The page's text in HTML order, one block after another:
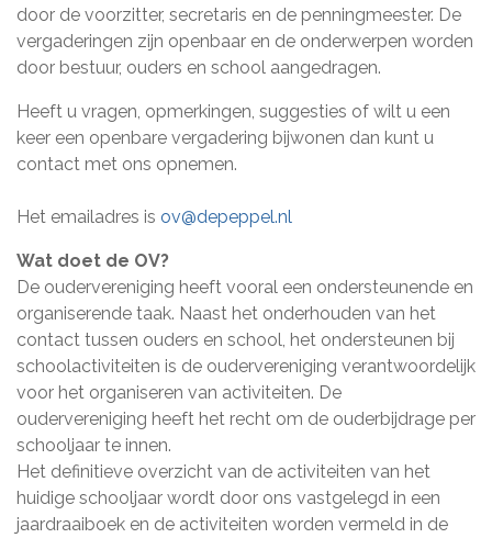
door de voorzitter, secretaris en de penningmeester. De
vergaderingen zijn openbaar en de onderwerpen worden
door bestuur, ouders en school aangedragen.
Heeft u vragen, opmerkingen, suggesties of wilt u een
keer een openbare vergadering bijwonen dan kunt u
contact met ons opnemen.
Het emailadres is ov@depeppel.nl
Wat doet de OV?
De oudervereniging heeft vooral een ondersteunende en
organiserende taak. Naast het onderhouden van het
contact tussen ouders en school, het ondersteunen bij
schoolactiviteiten is de oudervereniging verantwoordelijk
voor het organiseren van activiteiten. De
oudervereniging heeft het recht om de ouderbijdrage per
schooljaar te innen.
Het definitieve overzicht van de activiteiten van het
huidige schooljaar wordt door ons vastgelegd in een
jaardraaiboek en de activiteiten worden vermeld in de